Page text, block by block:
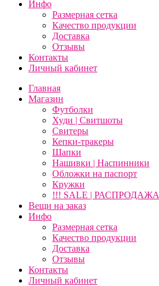
Инфо
Размерная сетка
Качество продукции
Доставка
Отзывы
Контакты
Личный кабинет
Главная
Магазин
Футболки
Худи | Свитшоты
Свитеры
Кепки-тракеры
Шапки
Нашивки | Наспинники
Обложки на паспорт
Кружки
!!! SALE | РАСПРОДАЖА
Вещи на заказ
Инфо
Размерная сетка
Качество продукции
Доставка
Отзывы
Контакты
Личный кабинет